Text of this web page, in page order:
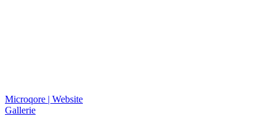
Microqore | Website
Gallerie